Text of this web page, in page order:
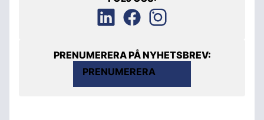
PRENUMERERA PÅ NYHETSBREV:
PRENUMERERA